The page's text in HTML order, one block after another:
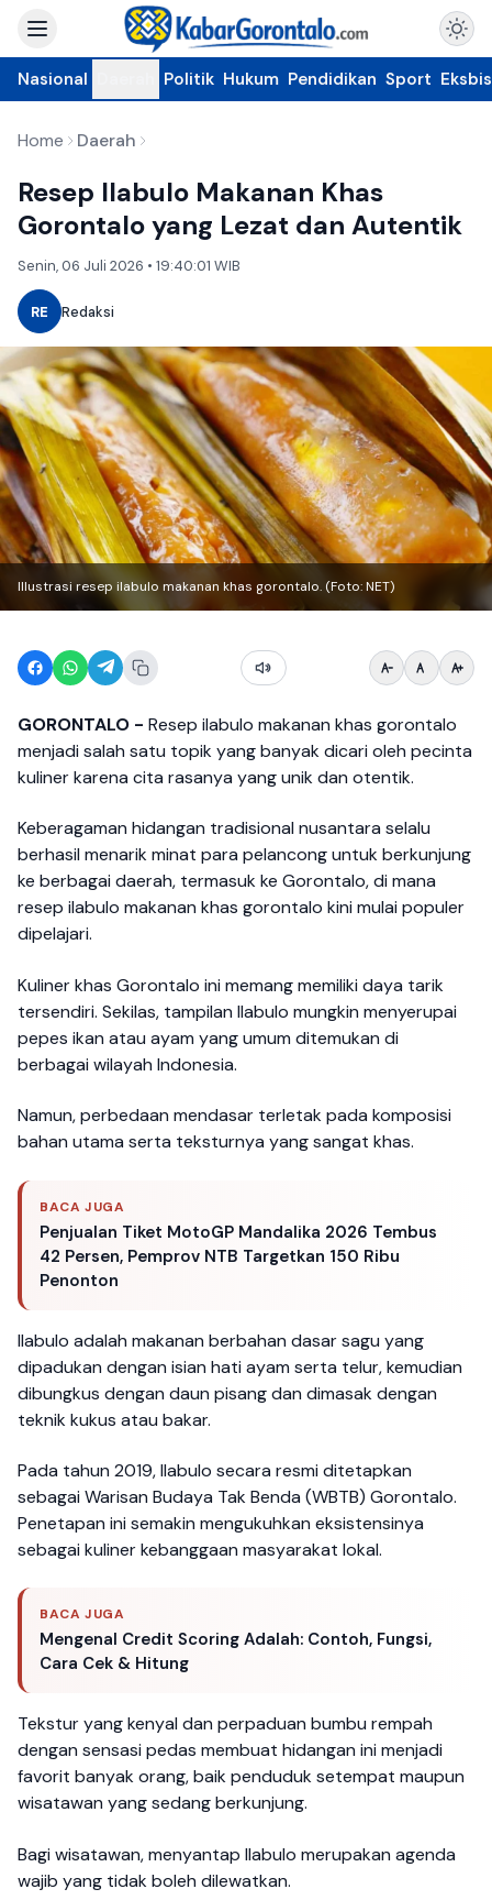
Nasional Politik Hukum Pendidikan Sport Eksbis
Home Daerah
Resep Ilabulo Makanan Khas
Gorontalo yang Lezat dan Autentik
Senin, 06 Juli 2026 • 19:40:01 WIB
RE Redaksi
Illustrasi resep ilabulo makanan khas gorontalo. (Foto: NET)
GORONTALO - Resep ilabulo makanan khas gorontalo
menjadi salah satu topik yang banyak dicari oleh pecinta
kuliner karena cita rasanya yang unik dan otentik.
Keberagaman hidangan tradisional nusantara selalu
berhasil menarik minat para pelancong untuk berkunjung
ke berbagai daerah, termasuk ke Gorontalo, di mana
resep ilabulo makanan khas gorontalo kini mulai populer
dipelajari.
Kuliner khas Gorontalo ini memang memiliki daya tarik
tersendiri. Sekilas, tampilan Ilabulo mungkin menyerupai
pepes ikan atau ayam yang umum ditemukan di
berbagai wilayah Indonesia.
Namun, perbedaan mendasar terletak pada komposisi
bahan utama serta teksturnya yang sangat khas.
BACA JUGA
Penjualan Tiket MotoGP Mandalika 2026 Tembus
42 Persen, Pemprov NTB Targetkan 150 Ribu
Penonton
Ilabulo adalah makanan berbahan dasar sagu yang
dipadukan dengan isian hati ayam serta telur, kemudian
dibungkus dengan daun pisang dan dimasak dengan
teknik kukus atau bakar.
Pada tahun 2019, Ilabulo secara resmi ditetapkan
sebagai Warisan Budaya Tak Benda (WBTB) Gorontalo.
Penetapan ini semakin mengukuhkan eksistensinya
sebagai kuliner kebanggaan masyarakat lokal.
BACA JUGA
Mengenal Credit Scoring Adalah: Contoh, Fungsi,
Cara Cek & Hitung
Tekstur yang kenyal dan perpaduan bumbu rempah
dengan sensasi pedas membuat hidangan ini menjadi
favorit banyak orang, baik penduduk setempat maupun
wisatawan yang sedang berkunjung.
Bagi wisatawan, menyantap Ilabulo merupakan agenda
wajib yang tidak boleh dilewatkan.